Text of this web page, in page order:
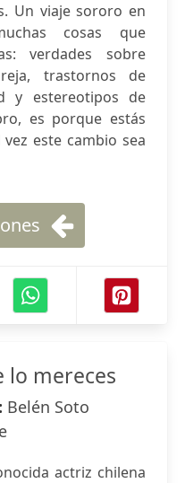
Un viaje sororo en
cosas que
verdades sobre
trastornos de
y estereotipos de
es porque estás
este cambio sea
lo mereces
Belén Soto
actriz chilena